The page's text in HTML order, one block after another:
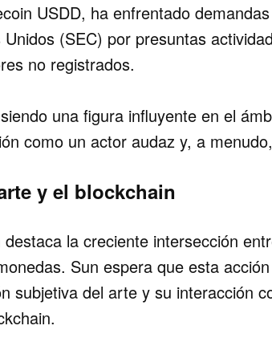
USDD, ha enfrentado
(SEC) por presuntas
no registrados.
una figura influyente en el
como un actor audaz y, a
y el blockchain
la creciente intersección
Sun espera que esta
subjetiva del arte y su interacción